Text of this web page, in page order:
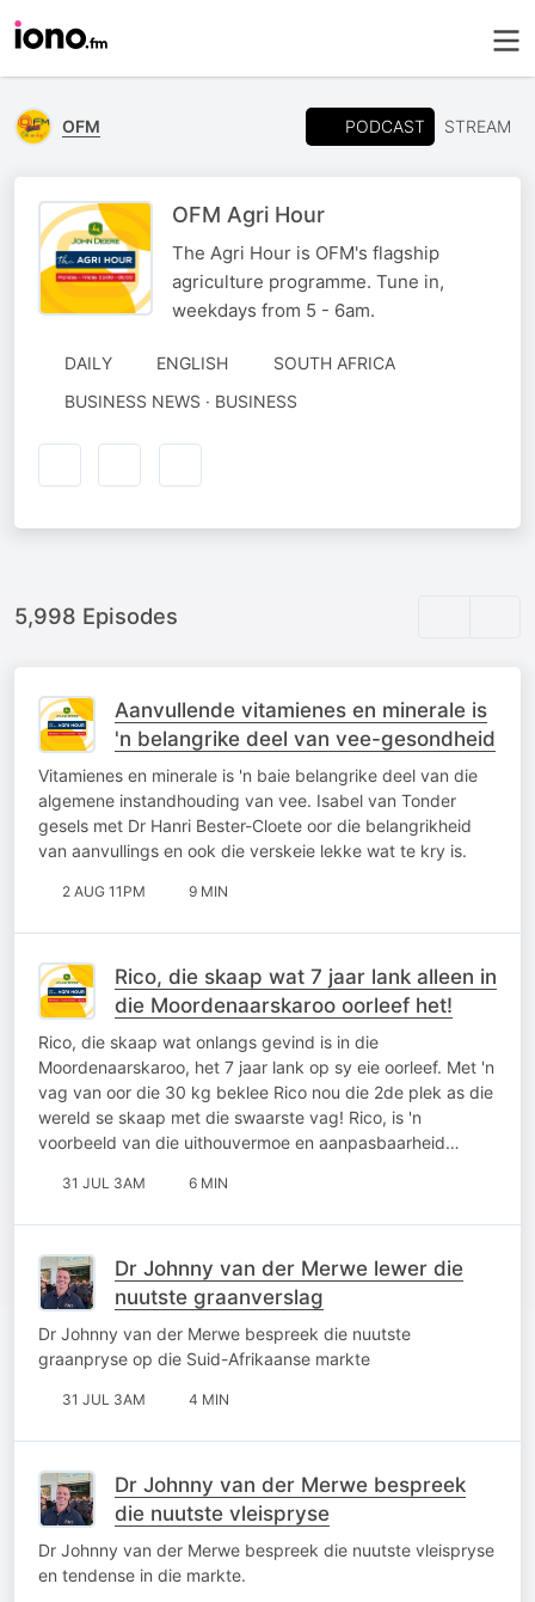
OFM PODCAST STREAM
OFM Agri Hour
The Agri Hour is OFM's flagship
agriculture programme. Tune in,
weekdays from 5 - 6am.
DAILY ENGLISH
SOUTH AFRICA
BUSINESS NEWS · BUSINESS
5,998 Episodes
Aanvullende vitamienes en minerale is
'n belangrike deel van vee-gesondheid
Vitamienes en minerale is 'n baie belangrike deel van die
algemene instandhouding van vee. Isabel van Tonder
gesels met Dr Hanri Bester-Cloete oor die belangrikheid
van aanvullings en ook die verskeie lekke wat te kry is.
2 AUG 11PM 9 MIN
Rico, die skaap wat 7 jaar lank alleen in
die Moordenaarskaroo oorleef het!
Rico, die skaap wat onlangs gevind is in die
Moordenaarskaroo, het 7 jaar lank op sy eie oorleef. Met 'n
vag van oor die 30 kg beklee Rico nou die 2de plek as die
wereld se skaap met die swaarste vag! Rico, is 'n
voorbeeld van die uithouvermoe en aanpasbaarheid…
31 JUL 3AM 6 MIN
Dr Johnny van der Merwe lewer die
nuutste graanverslag
Dr Johnny van der Merwe bespreek die nuutste
graanpryse op die Suid-Afrikaanse markte
31 JUL 3AM 4 MIN
Dr Johnny van der Merwe bespreek
die nuutste vleispryse
Dr Johnny van der Merwe bespreek die nuutste vleispryse
en tendense in die markte.